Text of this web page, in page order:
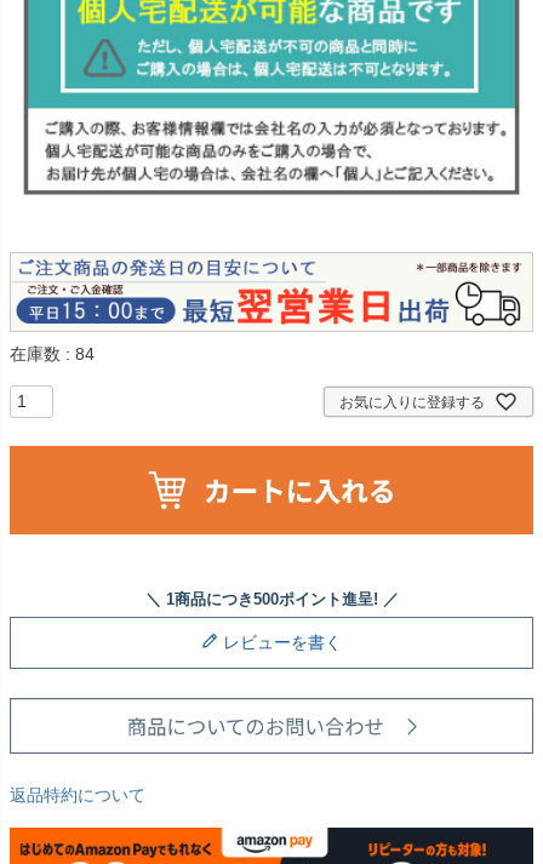
在庫数 84
お気に入りに登録する
レビューを書く
返品特約について